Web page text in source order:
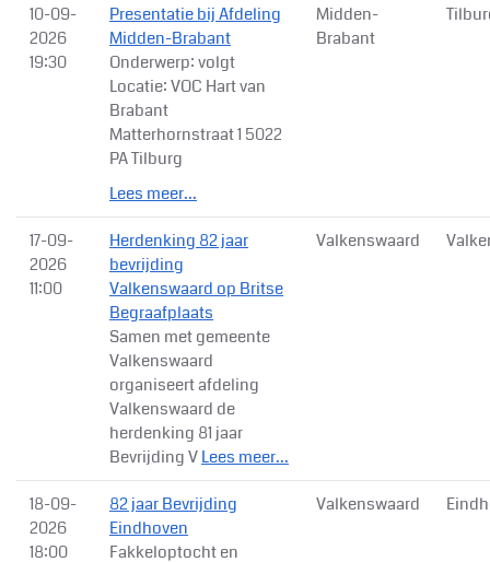
10-09-
2026
19:30
Presentatie bij Afdeling
Midden-Brabant
Onderwerp: volgt
Locatie: VOC Hart van
Brabant
Matterhornstraat 1 5022
PA Tilburg
Lees meer...
Midden-
Brabant
17-09-
2026
11:00
Herdenking 82 jaar
bevrijding
Valkenswaard op Britse
Begraafplaats
Samen met gemeente
Valkenswaard
organiseert afdeling
Valkenswaard de
herdenking 81 jaar
Bevrijding VLees meer...
Valkenswaard
18-09-
2026
18:00
82 jaar Bevrijding
Eindhoven
Fakkeloptocht en
Valkenswaard